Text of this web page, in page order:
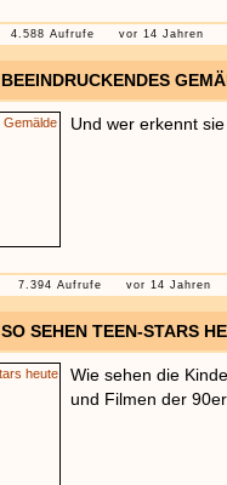
4.588 Aufrufe vor 14 Jahren
BEEINDRUCKENDES
Und wer erkennt
7.394 Aufrufe vor 14 Jahren
SO SEHEN TEEN-STARS
Wie sehen die
und Filmen der